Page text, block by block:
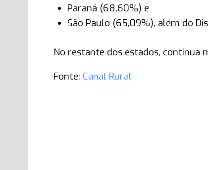
Paraná (68,60%) e
São Paulo (65,09%), além do
No restante dos estados, continua
Fonte: Canal Rural